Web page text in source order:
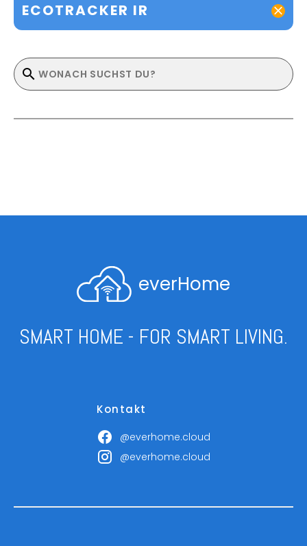
ECOTRACKER IR
everHome
SMART HOME - FOR SMART LIVING.
Kontakt
@everhome.cloud
@everhome.cloud